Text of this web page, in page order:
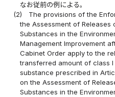
なお従前の例による。
(2)
The provisions of the
the Assessment of Releases
Substances in the
Management Improvement
Cabinet Order apply to the
transferred amount of class
substance prescribed in
on the Assessment of
Substances in the